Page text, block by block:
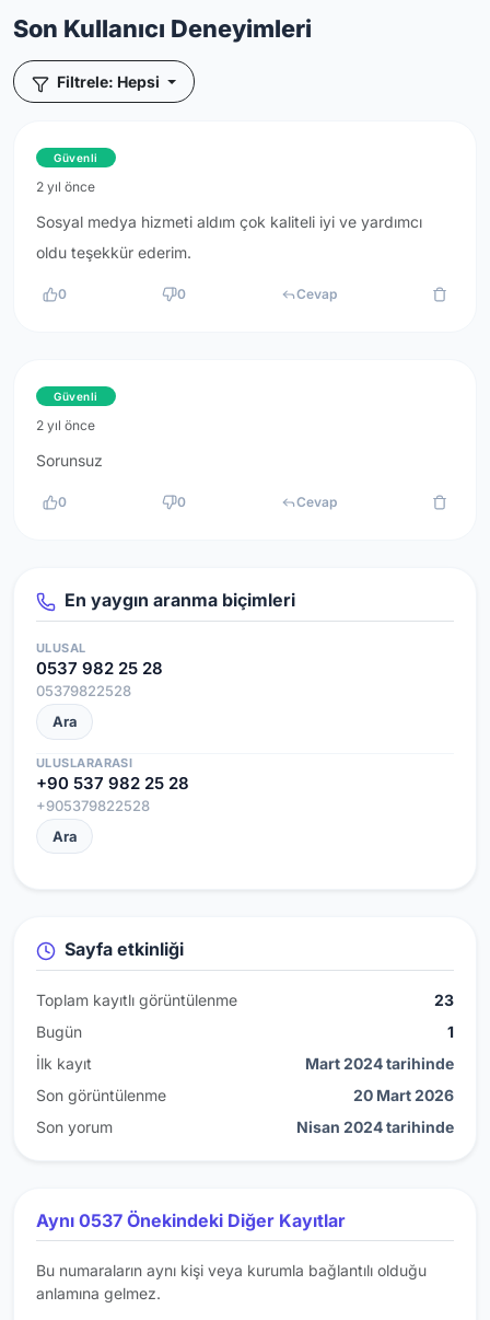
Son Kullanıcı Deneyimleri
Filtrele: Hepsi
Güvenli
2 yıl önce
Sosyal medya hizmeti aldım çok kaliteli iyi ve yardımcı
oldu teşekkür ederim.
0 0 Cevap
Güvenli
2 yıl önce
Sorunsuz
0 0 Cevap
En yaygın aranma biçimleri
ULUSAL
0537 982 25 28
05379822528
Ara
ULUSLARARASI
+90 537 982 25 28
+905379822528
Ara
Sayfa etkinliği
Toplam kayıtlı görüntülenme
23
Bugün
1
İlk kayıt
Mart 2024 tarihinde
Son görüntülenme
20 Mart 2026
Son yorum
Nisan 2024 tarihinde
Aynı 0537 Önekindeki Diğer Kayıtlar
Bu numaraların aynı kişi veya kurumla bağlantılı olduğu
anlamına gelmez.